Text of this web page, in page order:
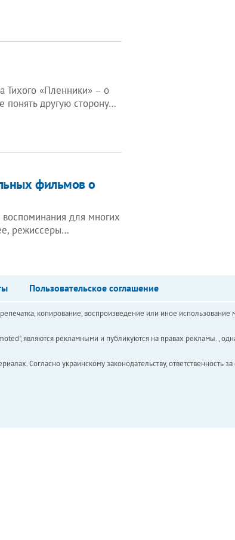
Тихого «Пленники» – о
другую сторону…
фильмов о
для многих
режиссеры…
Пользовательское соглашение
копирование, воспроизведение или иное использование
являются рекламными и публикуются на правах рекламы. ,
Согласно украинскому законодательству, ответственность